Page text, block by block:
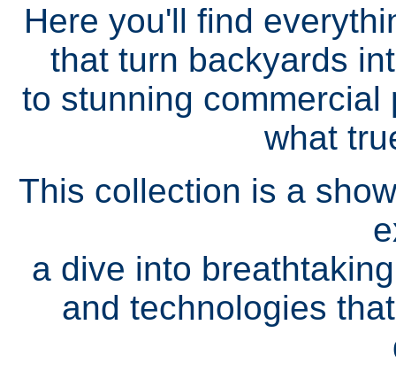
Here you'll find
that turn backyards
to stunning
what
This collection is a
a dive into
and technologies